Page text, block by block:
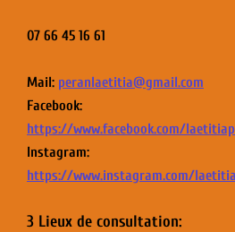
07 66 45 16 61
Mail: peranlaetitia@gmail.com
Facebook:
https://www.facebook.com/
Instagram:
https://www.instagram.com/
3 Lieux de consultation: